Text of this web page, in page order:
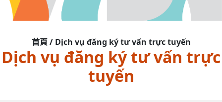
首頁 / Dịch vụ đăng ký tư vấn trực tuyến
Dịch vụ đăng ký tư vấn trực
tuyến